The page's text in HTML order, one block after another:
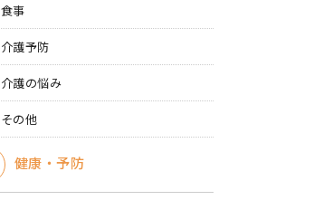
食事
介護予防
介護の悩み
その他
健康・予防